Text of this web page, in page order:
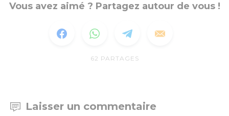
Vous avez aimé ? Partagez autour de vous !
62 PARTAGES
Laisser un commentaire